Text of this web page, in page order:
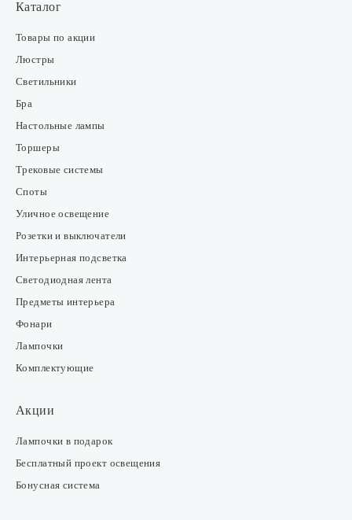
Каталог
Товары по акции
Люстры
Светильники
Бра
Настольные лампы
Торшеры
Трековые системы
Споты
Уличное освещение
Розетки и выключатели
Интерьерная подсветка
Светодиодная лента
Предметы интерьера
Фонари
Лампочки
Комплектующие
Акции
Лампочки в подарок
Бесплатный проект освещения
Бонусная система